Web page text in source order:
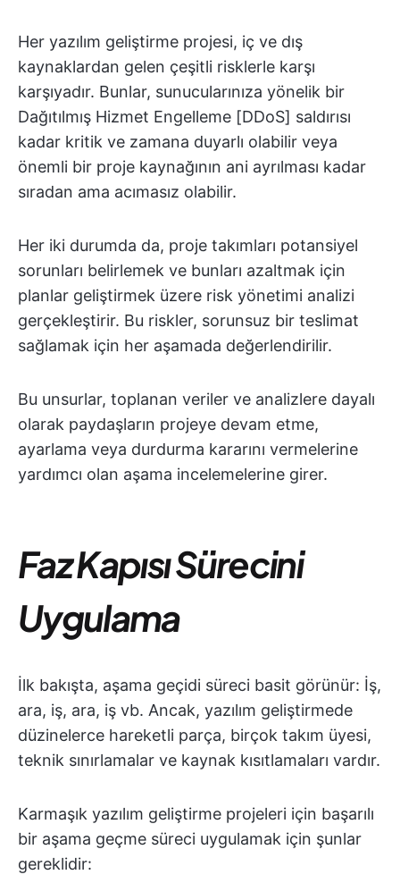
Her yazılım geliştirme projesi, iç ve dış
kaynaklardan gelen çeşitli risklerle karşı
karşıyadır. Bunlar, sunucularınıza yönelik bir
Dağıtılmış Hizmet Engelleme [DDoS] saldırısı
kadar kritik ve zamana duyarlı olabilir veya
önemli bir proje kaynağının ani ayrılması kadar
sıradan ama acımasız olabilir.
Her iki durumda da, proje takımları potansiyel
sorunları belirlemek ve bunları azaltmak için
planlar geliştirmek üzere risk yönetimi analizi
gerçekleştirir. Bu riskler, sorunsuz bir teslimat
sağlamak için her aşamada değerlendirilir.
Bu unsurlar, toplanan veriler ve analizlere dayalı
olarak paydaşların projeye devam etme,
ayarlama veya durdurma kararını vermelerine
yardımcı olan aşama incelemelerine girer.
Faz Kapısı Sürecini
Uygulama
İlk bakışta, aşama geçidi süreci basit görünür: İş,
ara, iş, ara, iş vb. Ancak, yazılım geliştirmede
düzinelerce hareketli parça, birçok takım üyesi,
teknik sınırlamalar ve kaynak kısıtlamaları vardır.
Karmaşık yazılım geliştirme projeleri için başarılı
bir aşama geçme süreci uygulamak için şunlar
gereklidir: